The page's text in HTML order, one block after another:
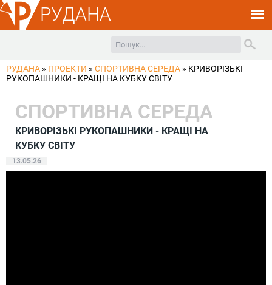
РУДАНА
РУДАНА » ПРОЕКТИ » СПОРТИВНА СЕРЕДА » КРИВОРІЗЬКІ
РУКОПАШНИКИ - КРАЩІ НА КУБКУ СВІТУ
СПОРТИВНА СЕРЕДА
КРИВОРІЗЬКІ РУКОПАШНИКИ - КРАЩІ НА
КУБКУ СВІТУ
13.05.26